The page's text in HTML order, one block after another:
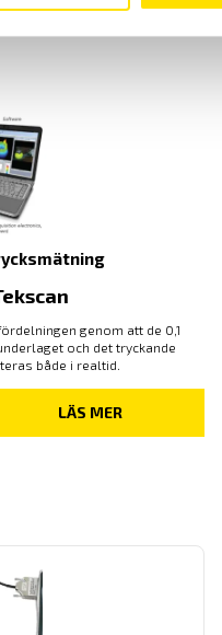
genom att de 0,1
och det tryckande
både i realtid.
LÄS MER